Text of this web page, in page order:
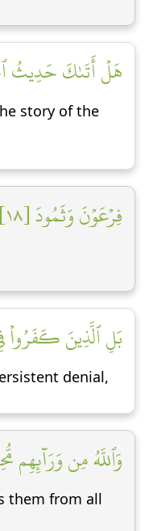
هَلۡ أَتَىٰكَ حَدِيثُ
story of the
فِرۡعَوۡنَ وَثَمُودَ [١٨]
بَلِ ٱلَّذِينَ كَفَرُواْ
denial,
وَٱللَّهُ مِن وَرَآئِهِم
them from all